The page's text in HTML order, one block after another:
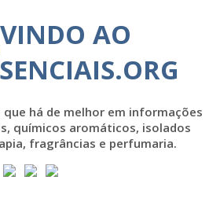
AO
há de melhor em informações
químicos aromáticos, isolados
fragrâncias e perfumaria.